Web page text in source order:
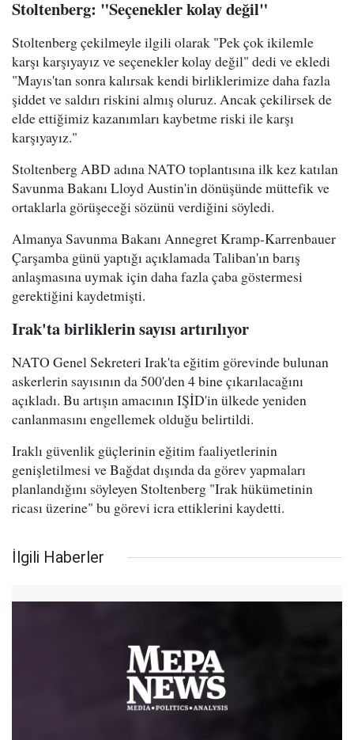
Stoltenberg: "Seçenekler kolay değil"
Stoltenberg çekilmeyle ilgili olarak "Pek çok ikilemle
karşı karşıyayız ve seçenekler kolay değil" dedi ve ekledi
"Mayıs'tan sonra kalırsak kendi birliklerimize daha fazla
şiddet ve saldırı riskini almış oluruz. Ancak çekilirsek de
elde ettiğimiz kazanımları kaybetme riski ile karşı
karşıyayız."
Stoltenberg ABD adına NATO toplantısına ilk kez katılan
Savunma Bakanı Lloyd Austin'in dönüşünde müttefik ve
ortaklarla görüşeceği sözünü verdiğini söyledi.
Almanya Savunma Bakanı Annegret Kramp-Karrenbauer
Çarşamba günü yaptığı açıklamada Taliban'ın barış
anlaşmasına uymak için daha fazla çaba göstermesi
gerektiğini kaydetmişti.
Irak'ta birliklerin sayısı artırılıyor
NATO Genel Sekreteri Irak'ta eğitim görevinde bulunan
askerlerin sayısının da 500'den 4 bine çıkarılacağını
açıkladı. Bu artışın amacının IŞİD'in ülkede yeniden
canlanmasını engellemek olduğu belirtildi.
Iraklı güvenlik güçlerinin eğitim faaliyetlerinin
genişletilmesi ve Bağdat dışında da görev yapmaları
planlandığını söyleyen Stoltenberg "Irak hükümetinin
ricası üzerine" bu görevi icra ettiklerini kaydetti.
İlgili Haberler